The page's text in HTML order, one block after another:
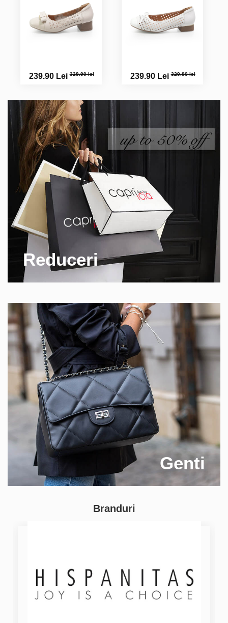
239.90 Lei329.90 lei 239.90 Lei329.90 lei
Reduceri
Genti
Branduri